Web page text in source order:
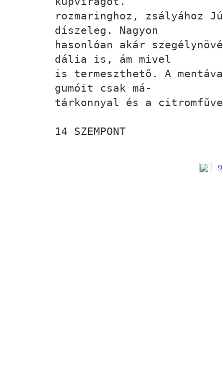
rozmaringhoz, zsályához
díszeleg. Nagyon
hasonlóan akár
dália is, ám mivel
is termeszthető. A
gumóit csak má-
tárkonnyal és a
14 SZEMPONT
9